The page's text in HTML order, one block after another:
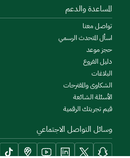
المساعدة والدعم
تواصل معنا
اسأل المتحدث الرسمي
حجز موعد
دليل الفروع
البلاغات
الشكاوى والمقترحات
الأسئلة الشائعة
قيم تجربتك الرقمية
وسائل التواصل الاجتماعي